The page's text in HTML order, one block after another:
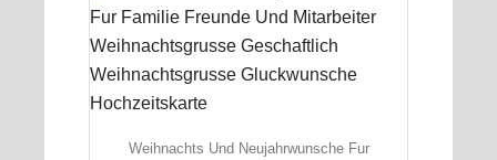
Weihnachts Und Neujahrwunsche Fur